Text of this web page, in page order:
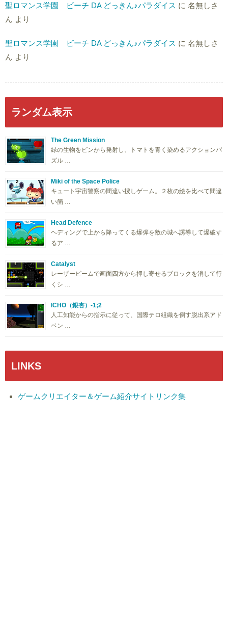
聖ロマンス学園 ビーチ DA どっきん♪パラダイス に 名無しさ
ん より
聖ロマンス学園 ビーチ DA どっきん♪パラダイス に 名無しさ
ん より
ランダム表示
The Green Mission
緑の生物をビンから発射し、トマトを青く染めるアクションパ
ズル …
Miki of the Space Police
キュート宇宙警察の間違い捜しゲーム。２枚の絵を比べて間違
い箇 …
Head Defence
ヘディングで上から降ってくる爆弾を敵の城へ誘導して爆破す
るア …
Catalyst
レーザービームで画面四方から押し寄せるブロックを消して行
くシ …
ICHO（銀杏）-1;2
人工知能からの指示に従って、国際テロ組織を倒す脱出系アド
ベン …
LINKS
ゲームクリエイター＆ゲーム紹介サイトリンク集